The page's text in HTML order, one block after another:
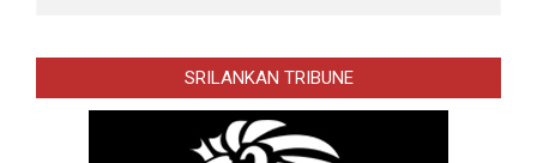
SRILANKAN TRIBUNE